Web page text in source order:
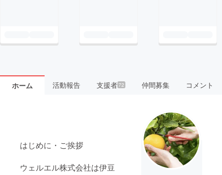
ホーム 活動報告 支援者72 仲間募集 コメント
はじめに・ご挨拶
ウェルエル株式会社は伊豆